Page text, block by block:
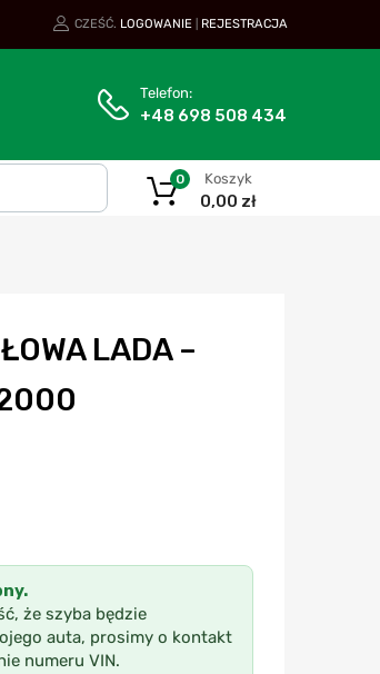
CZEŚĆ. LOGOWANIE REJESTRACJA
Telefon:
+48 698 508 434
Koszyk
0,00 zł
0
LADA –
że szyba będzie
auta, prosimy o kontakt
numeru VIN.